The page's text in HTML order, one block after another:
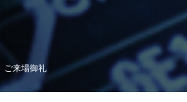
ご来場御礼